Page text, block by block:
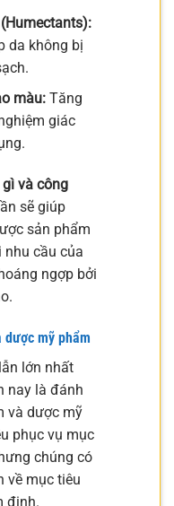
da không bị
màu:Tăng
giác
và công
sẽ giúp
sản phẩm
nhu cầu của
ngợp bởi
dược mỹ phẩm
lớn nhất
nay là đánh
và dược mỹ
phục vụ mục
chúng có
về mục tiêu
định.